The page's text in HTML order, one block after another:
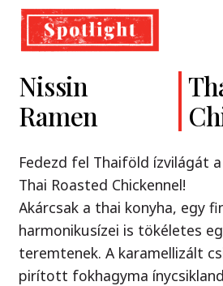
Cup Noodles
Soba
Örök klasszikus, új köntösben!
Ellenállhatatlan yakisoba
szósszal, ami egy autentikus
Próbáld ki Te is - mintha egy
járnál, ahol a wok sercegését
sarkon.
Nissin
Ramen
Fedezd fel Thaiföld ízvilágát
Thai Roasted Chickennel!
Akárcsak a thai konyha, egy
harmonikusízei is tökéletes
teremtenek. A karamellizált
pirított fokhagyma